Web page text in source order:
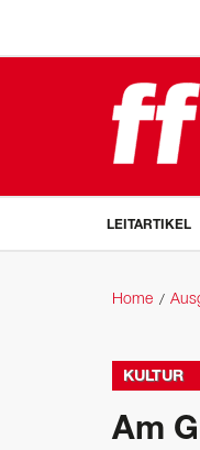
LEITARTIKEL
Home
KULTUR
Am